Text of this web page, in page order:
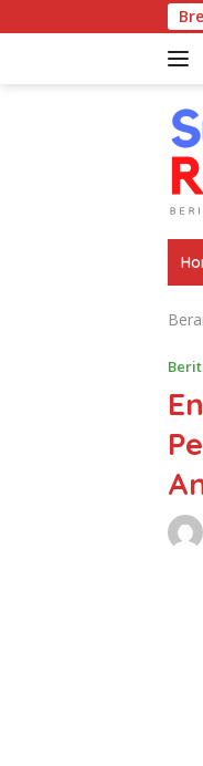
ke